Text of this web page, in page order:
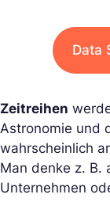
Data
Zeitreihen
Astronomie und
wahrscheinlich
Man denke z. B.
Unternehmen